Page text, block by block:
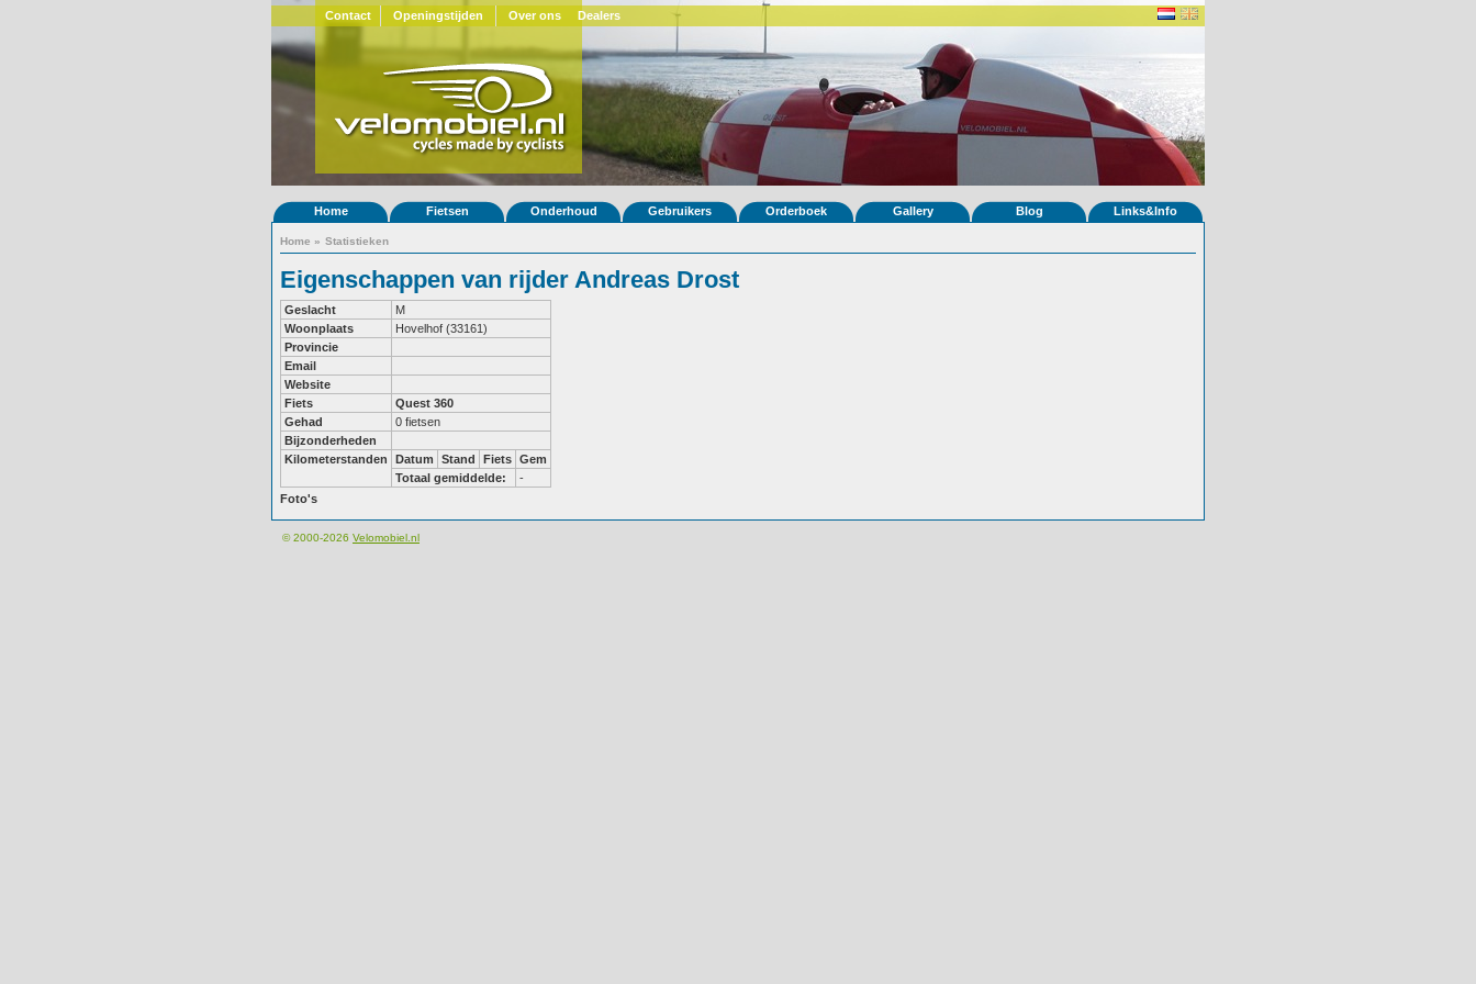
Contact Openingstijden Over ons Dealers
Home Fietsen Onderhoud Gebruikers Orderboek Gallery Blog Links&Info
Home » Statistieken
Eigenschappen van rijder Andreas Drost
Geslacht
M
Woonplaats
Hovelhof (33161)
Provincie
Email
Website
Fiets
Quest 360
Gehad
0 fietsen
Bijzonderheden
Kilometerstanden
Datum Stand Fiets Gem
Totaal gemiddelde:
-
Foto's
© 2000-2026 Velomobiel.nl